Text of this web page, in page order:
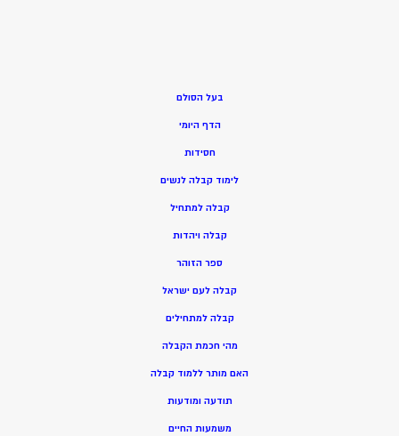
בעל הסולם
הדף היומי
חסידות
לימוד קבלה לנשים
קבלה למתחיל
קבלה ויהדות
ספר הזוהר
קבלה לעם ישראל
קבלה למתחילים
מהי חכמת הקבלה
האם מותר ללמוד קבלה
תודעה ומודעות
משמעות החיים